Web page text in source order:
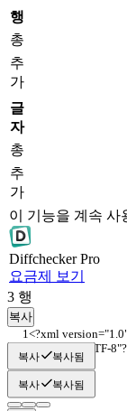
행
총
추
가
글
자
총
추
가
이 기능을 계속 사
DiffcheckerPro
요금제 보기
3 행
복사
<?xml
encoding="UTF-
복사 복사됨
복사 복사됨